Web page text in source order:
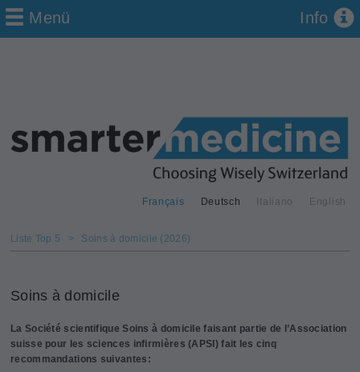
Deutsch
Français Italiano English
Menü Info
Liste Top 5 > Soins à domicile (2026)
Soins à domicile
La Société scientifique Soins à domicile faisant partie de l’Association
suisse pour les sciences infirmières (APSI) fait les cinq
recommandations suivantes: